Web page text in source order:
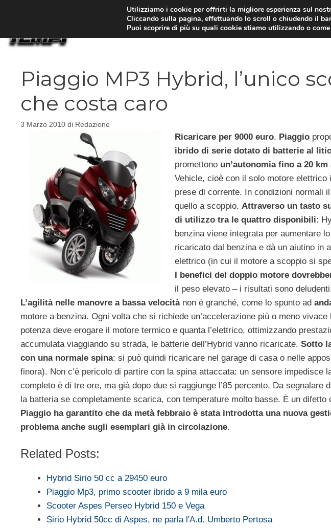
Piaggio MP3 Hybrid, l’unico
che costa caro
3 Marzo 2010 di Redazione
Ricaricare per 9000 euro. Piaggio
ibrido di serie dotato di batterie al
promettono un’autonomia fino a 20
Vehicle, cioè con il solo motore
prese di corrente. In condizioni normali
quello a scoppio. Attraverso un tasto
di utilizzo tra le quattro disponibili:
benzina viene integrata per aumentare
ricaricato dal benzina e dà un aiutino in
elettrico (in cui il motore a scoppio si
I benefici del doppio motore
il peso elevato – i risultati sono
L’agilità nelle manovre a bassa velocità non è granché, come lo spunto ad
motore a benzina. Ogni volta che si richiede un’accelerazione più o meno
potenza deve erogare il motore termico e quanta l’elettrico, ottimizzando
accumulata viaggiando su strada, le batterie dell’Hybrid vanno ricaricate. Sotto
con una normale spina: si può quindi ricaricare nel garage di casa o nelle
finora). Non c’è pericolo di partire con la spina attaccata: un sensore impedisce
completo è di tre ore, ma già dopo due si raggiunge l’85 percento. Da
la batteria se completamente scarica, con temperature molto basse. È un
Piaggio ha garantito che da metà febbraio è stata introdotta una nuova
problema anche sugli esemplari già in circolazione.
Related Posts:
Hybrid Sirio 50 cc a 29450 euro
Piaggio Mp3, primo scooter ibrido a 9 mila euro
Scooter Aspes Perseo Hybrid 150 e Vega
Sirio Hybrid 50cc di Aspes, ne parla l'A.d. Umberto Pertosa
Utilizziamo i cookie per offrirti la migliore esperienza sul
Cliccando sulla pagina, effettuando lo scroll o chiudendo il
Puoi scoprire di più su quali cookie stiamo utilizzando o